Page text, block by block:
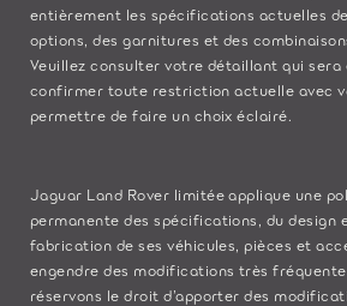
entièrement les spécifications actuelles
options, des garnitures et des
Veuillez consulter votre détaillant qui sera
confirmer toute restriction actuelle avec
permettre de faire un choix éclairé.
Jaguar Land Rover limitée applique une
permanente des spécifications, du design
fabrication de ses véhicules, pièces et
engendre des modifications très
réservons le droit d’apporter des